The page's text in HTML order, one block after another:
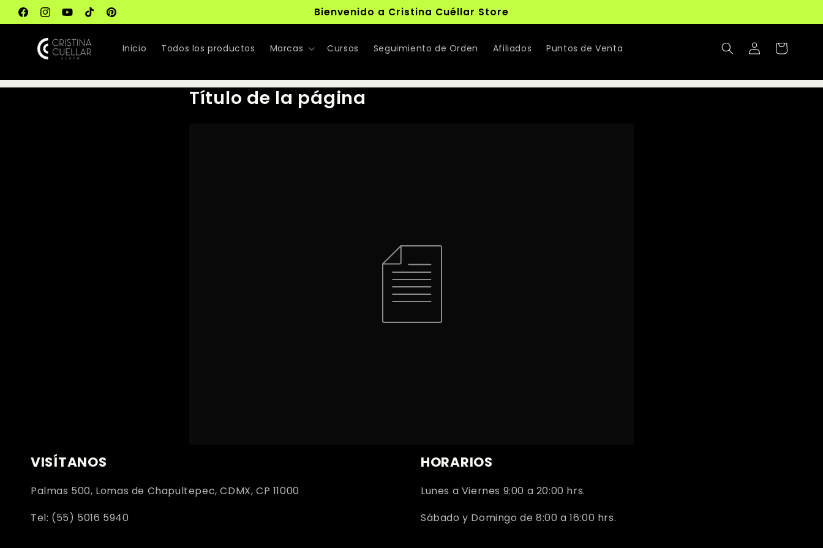
directamente
al contenido
FacebookInstagram
YouTubeTikTokPinterest Bienvenido a Cristina Cuéllar Store
Inicio Todos los productos Marcas Cursos Seguimiento de Orden Afiliados Puntos de Venta
Iniciar
sesión
Carrito
Título de la página
VISÍTANOS
Palmas 500, Lomas de Chapultepec, CDMX, CP 11000
Tel: (55) 5016 5940
HORARIOS
Lunes a Viernes 9:00 a 20:00 hrs.
Sábado y Domingo de 8:00 a 16:00 hrs.